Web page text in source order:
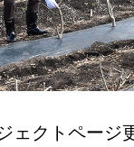
ェクトページ